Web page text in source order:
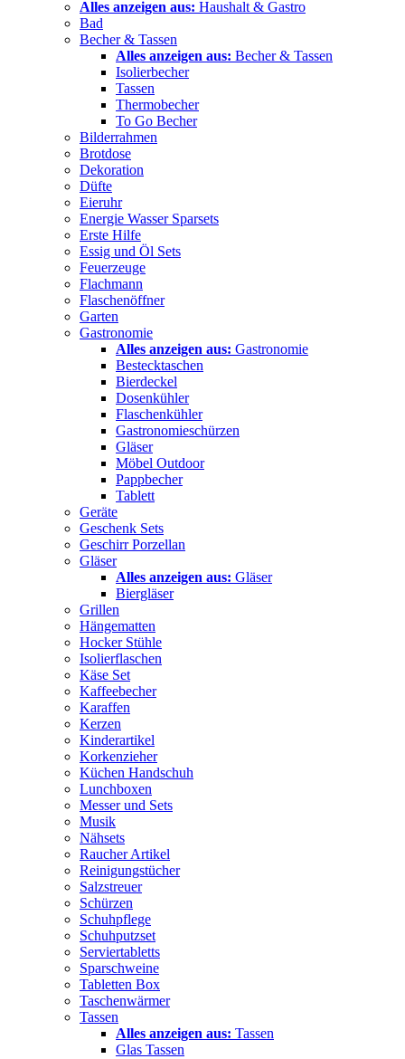
Alles anzeigen aus: Haushalt & Gastro
Bad
Becher & Tassen
Alles anzeigen aus: Becher & Tassen
Isolierbecher
Tassen
Thermobecher
To Go Becher
Bilderrahmen
Brotdose
Dekoration
Düfte
Eieruhr
Energie Wasser Sparsets
Erste Hilfe
Essig und Öl Sets
Feuerzeuge
Flachmann
Flaschenöffner
Garten
Gastronomie
Alles anzeigen aus: Gastronomie
Bestecktaschen
Bierdeckel
Dosenkühler
Flaschenkühler
Gastronomieschürzen
Gläser
Möbel Outdoor
Pappbecher
Tablett
Geräte
Geschenk Sets
Geschirr Porzellan
Gläser
Alles anzeigen aus: Gläser
Biergläser
Grillen
Hängematten
Hocker Stühle
Isolierflaschen
Käse Set
Kaffeebecher
Karaffen
Kerzen
Kinderartikel
Korkenzieher
Küchen Handschuh
Lunchboxen
Messer und Sets
Musik
Nähsets
Raucher Artikel
Reinigungstücher
Salzstreuer
Schürzen
Schuhpflege
Schuhputzset
Serviertabletts
Sparschweine
Tabletten Box
Taschenwärmer
Tassen
Alles anzeigen aus: Tassen
Glas Tassen